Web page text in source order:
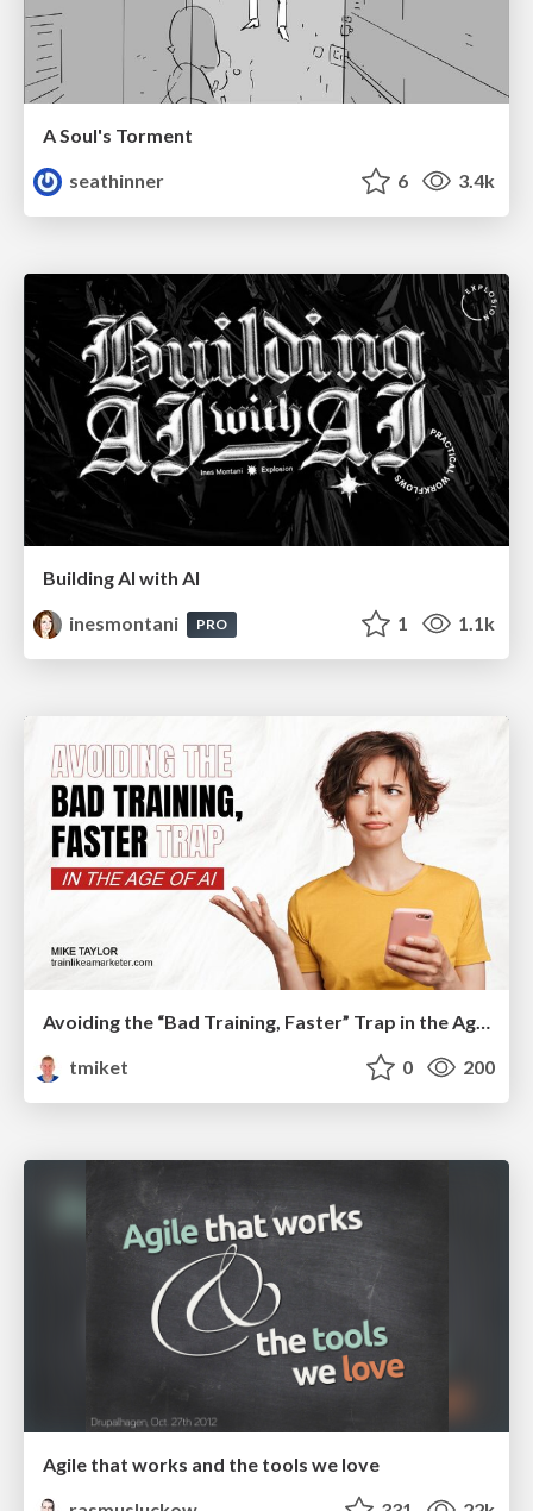
A Soul's Torment
seathinner
6 3.4k
Building AI with AI
inesmontani
PRO 1 1.1k
tmiket
0 200
Agile that works and the tools we love